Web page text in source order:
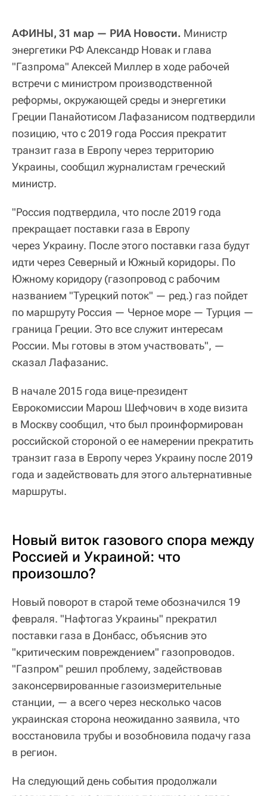
АФИНЫ, 31 мар — РИА Новости. Министр
энергетики РФ Александр Новак и глава
"Газпрома" Алексей Миллер в ходе рабочей
встречи с министром производственной
реформы, окружающей среды и энергетики
Греции Панайотисом Лафазанисом подтвердили
позицию, что с 2019 года Россия прекратит
транзит газа в Европу через территорию
Украины, сообщил журналистам греческий
министр.
"Россия подтвердила, что после 2019 года
прекращает поставки газа в Европу
через Украину. После этого поставки газа будут
идти через Северный и Южный коридоры. По
Южному коридору (газопровод с рабочим
названием "Турецкий поток" — ред.) газ пойдет
по маршруту Россия — Черное море — Турция —
граница Греции. Это все служит интересам
России. Мы готовы в этом участвовать", —
сказал Лафазанис.
В начале 2015 года вице-президент
Еврокомиссии Марош Шефчович в ходе визита
в Москву сообщил, что был проинформирован
российской стороной о ее намерении прекратить
транзит газа в Европу через Украину после 2019
года и задействовать для этого альтернативные
маршруты.
Новый виток газового спора между
Россией и Украиной: что
произошло?
Новый поворот в старой теме обозначился 19
февраля. "Нафтогаз Украины" прекратил
поставки газа в Донбасс, объяснив это
"критическим повреждением" газопроводов.
"Газпром" решил проблему, задействовав
законсервированные газоизмерительные
станции, — а всего через несколько часов
украинская сторона неожиданно заявила, что
восстановила трубы и возобновила подачу газа
в регион.
На следующий день события продолжали